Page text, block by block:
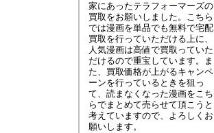
家にあったテラフォーマーズの
買取をお願いしました。こちら
では漫画を単品でも無料で宅配
買取を行っていただける上に、
人気漫画は高値で買取っていた
だけるので重宝しています。ま
た、買取価格が上がるキャンペ
ーンを行っているときを狙っ
て、読まなくなった漫画をこち
らでまとめて売らせて頂こうと
考えていますので、よろしくお
願いします。